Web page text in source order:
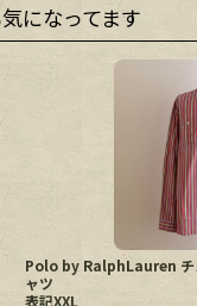
になってます
Polo by RalphLauren チ
ャツ
表記XXL